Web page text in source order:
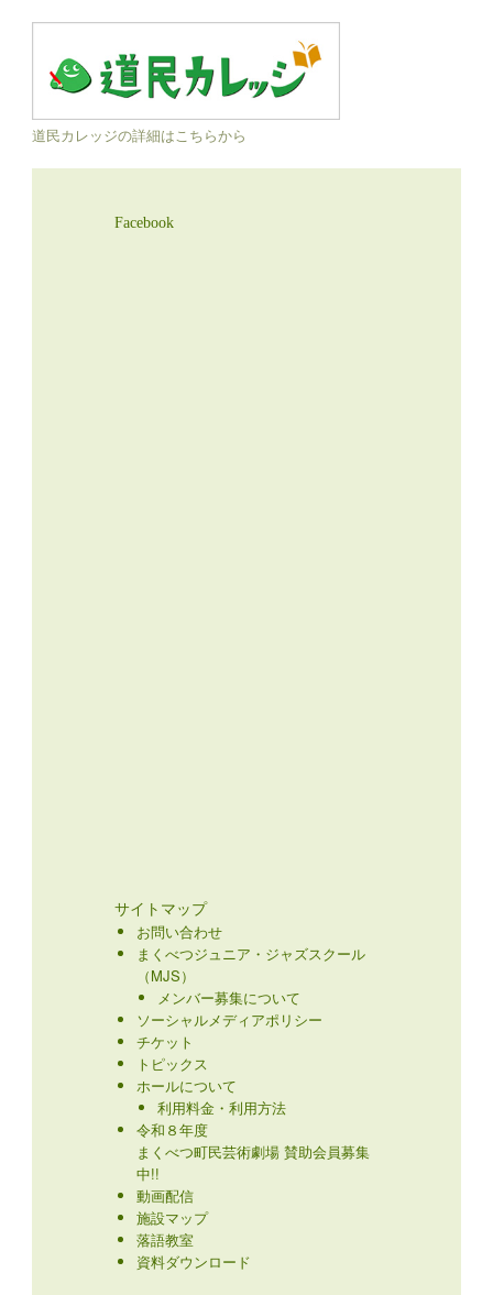
道民カレッジの詳細はこちらから
Facebook
サイトマップ
お問い合わせ
まくべつジュニア・ジャズスクール
（MJS）
メンバー募集について
ソーシャルメディアポリシー
チケット
トピックス
ホールについて
利用料金・利用方法
令和８年度
まくべつ町民芸術劇場 賛助会員募集
中!!
動画配信
施設マップ
落語教室
資料ダウンロード